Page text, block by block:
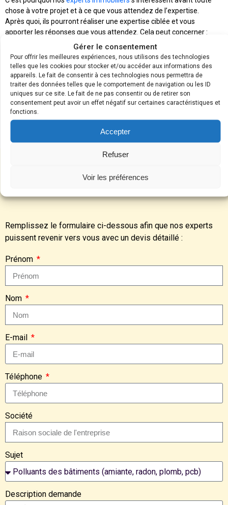
Gérer le consentement
Pour offrir les meilleures expériences, nous utilisons des technologies
telles que les cookies pour stocker et/ou accéder aux informations des
appareils. Le fait de consentir à ces technologies nous permettra de
traiter des données telles que le comportement de navigation ou les ID
uniques sur ce site. Le fait de ne pas consentir ou de retirer son
consentement peut avoir un effet négatif sur certaines caractéristiques et
fonctions.
Accepter
Refuser
Voir les préférences
chose à votre projet et à ce que vous attendez de l’expertise.
Après quoi, ils pourront réaliser une expertise ciblée et vous
apporter les réponses que vous attendez. Cela peut concerner :
● l’accompagnement à la vente de votre bien ;
● la sécurisation de votre choix d’acquisition ;
● l’estimation de votre bien en vue d’un événement particulier :
divorce, succession, donation…
Tous ces points font partie intégrante du processus d’expertise :
savoir quelles sont vos attentes. C’est aussi cela un service client
efficace !
Demandez un devis
Remplissez le formulaire ci-dessous afin que nos experts
puissent revenir vers vous avec un devis détaillé :
Prénom
Nom
E-mail
Téléphone
Société
Sujet
Description demande